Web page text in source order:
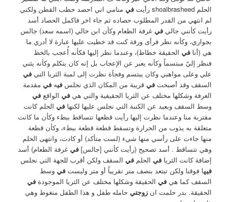
الحلم shoaibrasheed رأيت
في منامي اني احصد حطب القطن ولكني
لم انتهي من القدر المطلوب حصاده ثم جاء اخر فاكمل الحصاد أسد
رأيت كأنني جاليفي غرفة الطعام وكأن ابن خالي (اسمه سعد) جالس
بجواري، وكأنه نظر فرأى ورقة كنت قد خطيت عليها عبارة لا أدري ما
هي (أنافي الحقيقة خطاط)، وعندما نظر إليها فكأنه أُعجب بالخط
فنظر إليّ مبتسماً وكأنه يعبر عن الإعجاب بل إنه كان يتكلم وكأنه يثني
علي وعلى مواهبي وكان يبتسم وفجأة نظرت إلى لمبة الثريا التيفي
السقف وقد أصبحتفي قريبة من المكان الذي نجلسفيهفي مقدمة
الغرفة وشكلها مختلف عن الثريا الحقيقية والتي هيفي الواقعفي
وسط السقف وبعيد عن الكنبة التي نجلس عليها لكنهافي الحلم كانت
مقتربة منا وعندما نظرت إليها رأيت قطعها تتساقط ببطء وكأن ما كانت
متعلقة به يذوب من الحرارة وتسقط قطعة قطعة ببطء، وكأن قطعة
منها جاءت على رأسي منها شيء (لست متأكد) أو كادت، وانتهى الحلم
وهي تتساقط . أسد تصحيح (رأيت كأنني [جالس]في غرفة الطعام) أسد
إضافة كانت الثريافي الحلمفي السقف ولكن أقرب للجهة التي نجلس
فيها فوقنا ولكن تبتعد بنصف متر تقريباً أو متر وليستفي وسط
السقف كما هيفي الحقيقة وشكلها مختلف عن الثريا الموجودةفي
الحقيقة. بدر حلمت انزوجتي حامله طفل و هذا الطفل متغوط وهي